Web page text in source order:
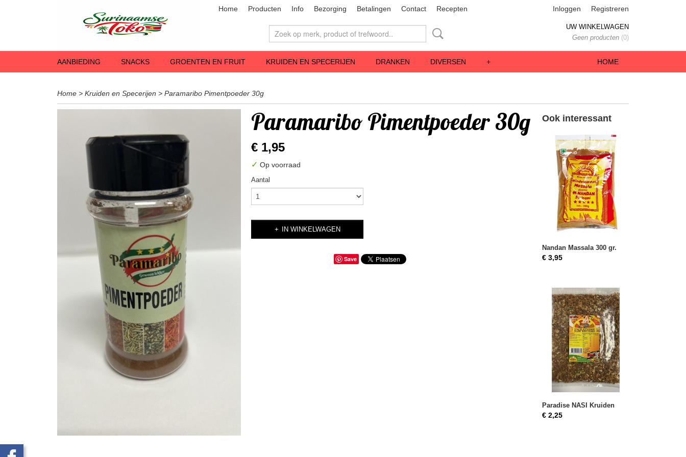
Home Producten Info Bezorging Betalingen Contact Recepten Inloggen Registreren
UW WINKELWAGEN
Geen producten (0)
HOME
AANBIEDING SNACKS GROENTEN EN FRUIT KRUIDEN EN SPECERIJEN DRANKEN DIVERSEN +
Home > Kruiden en Specerijen > Paramaribo Pimentpoeder 30g
Paramaribo Pimentpoeder 30g
€ 1,95
✓ Op voorraad
Aantal
IN WINKELWAGEN
Save
Ook interessant
Nandan Massala 300 gr.
€ 3,95
Paradise NASI Kruiden
€ 2,25